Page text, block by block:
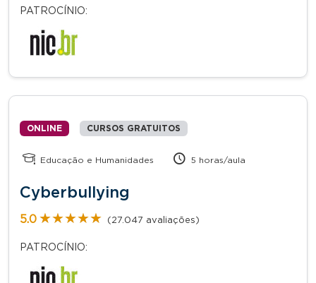
PATROCÍNIO:
ONLINE CURSOS GRATUITOS
Educação e Humanidades 5 horas/aula
Cyberbullying
5.0 ★★★★★
★★★★★ (27.047 avaliações)
PATROCÍNIO: